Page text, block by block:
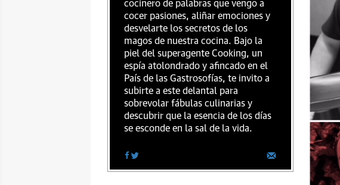
cocinero de palabras que vengo a
cocer pasiones, aliñar emociones y
desvelarte los secretos de los
magos de nuestra cocina. Bajo la
piel del superagente Cooking, un
espía atolondrado y afincado en el
País de las Gastrosofías, te invito a
subirte a este delantal para
sobrevolar fábulas culinarias y
descubrir que la esencia de los días
se esconde en la sal de la vida.